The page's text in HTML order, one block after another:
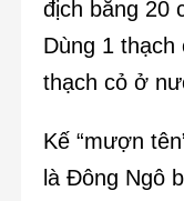
địch bằng 20
Dùng 1
thạch cỏ ở
Kế “mượn
là Đông Ngô